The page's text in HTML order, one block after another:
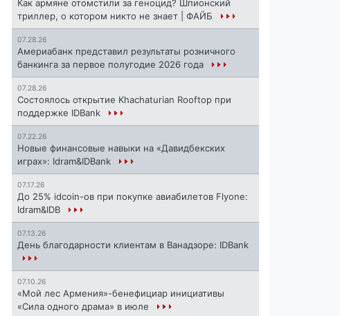
Как армяне отомстили за геноцид? Шпионский
триллер, о котором никто не знает | ФАЙБ
07.28.26
Америабанк представил результаты розничного
банкинга за первое полугодие 2026 года
07.28.26
Состоялось открытие Khachaturian Rooftop при
поддержке IDBank
07.22.26
Новые финансовые навыки на «Давидбекских
играх»: Idram&IDBank
07.17.26
До 25% idcoin-ов при покупке авиабилетов Flyone:
Idram&IDB
07.13.26
День благодарности клиентам в Ванадзоре: IDBank
07.10.26
«Мой лес Армения»-бенефициар инициативы
«Сила одного драма» в июле